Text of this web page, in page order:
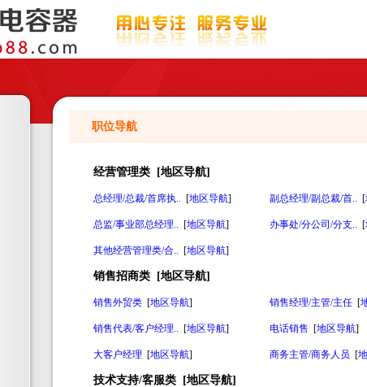
职位导航
经营管理类 [地区导航]
总经理/总裁/首席执.. [地区导航] 副总经理/副总裁/首.. [
总监/事业部总经理.. [地区导航] 办事处/分公司/分支.. [
其他经营管理类/合.. [地区导航]
销售招商类 [地区导航]
销售外贸类 [地区导航] 销售经理/主管/主任 [
销售代表/客户经理.. [地区导航] 电话销售 [地区导航]
大客户经理 [地区导航] 商务主管/商务人员 [
技术支持/客服类 [地区导航]